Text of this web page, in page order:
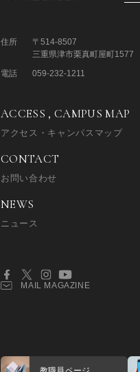
住所
〒514-8507
三重県津市栗真町屋町1577
電話
059-232-1211
ACCESS , CAMPUS MAP
アクセス・キャンパスマップ
CONTACT
お問い合わせ
NEWS
ニュース
MAIL MAGAZINE